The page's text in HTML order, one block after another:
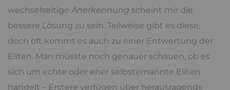
wechselseitigeAnerkennung scheint mir die
bessere Lösung zu sein. Teilweise gibt es diese,
doch oft kommt es auch zu einer Entwertung der
Eliten. Man müsste noch genauer schauen, ob es
sich um echte oder eher selbsternannte Eliten
handelt – Erstere verfügen über herausragende